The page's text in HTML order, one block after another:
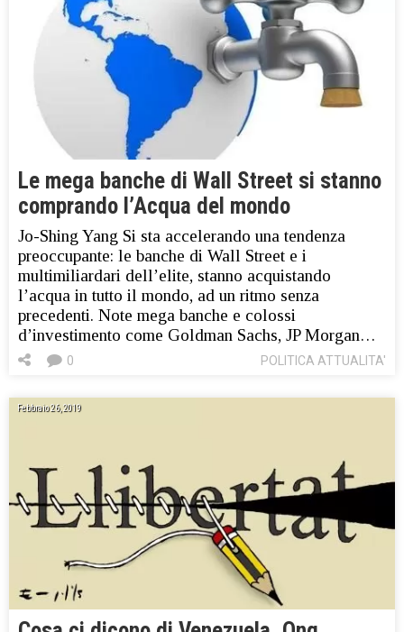
Le mega banche di Wall Street si stanno
comprando l’Acqua del mondo
Jo-Shing Yang Si sta accelerando una tendenza
preoccupante: le banche di Wall Street e i
multimiliardari dell’elite, stanno acquistando
l’acqua in tutto il mondo, ad un ritmo senza
precedenti. Note mega banche e colossi
d’investimento come Goldman Sachs, JP Morgan…
POLITICA ATTUALITA'
0
Febbraio 26, 2019